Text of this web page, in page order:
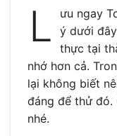
L
ưu ngay
ý dưới
thực tại
nhớ hơn cả.
lại không biết
đáng để thử đó.
nhé.